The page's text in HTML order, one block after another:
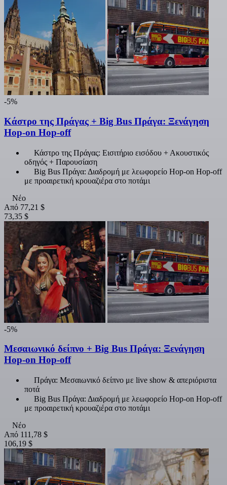
-5%
Κάστρο της Πράγας + Big Bus Πράγα: Ξενάγηση
Hop-on Hop-off
Κάστρο της Πράγας: Εισιτήριο εισόδου + Ακουστικός
οδηγός + Παρουσίαση
Big Bus Πράγα: Διαδρομή με λεωφορείο Hop-on Hop-off
με προαιρετική κρουαζιέρα στο ποτάμι
Νέο
Από 77,21 $
73,35 $
-5%
Μεσαιωνικό δείπνο + Big Bus Πράγα: Ξενάγηση
Hop-on Hop-off
Πράγα: Μεσαιωνικό δείπνο με live show & απεριόριστα
ποτά
Big Bus Πράγα: Διαδρομή με λεωφορείο Hop-on Hop-off
με προαιρετική κρουαζιέρα στο ποτάμι
Νέο
Από 111,78 $
106,19 $